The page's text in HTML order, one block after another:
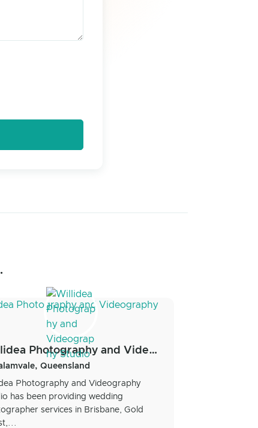
Willidea Photography and Videography Studio
Queensland
Photography and Videography
has been providing wedding
services in Brisbane, Gold